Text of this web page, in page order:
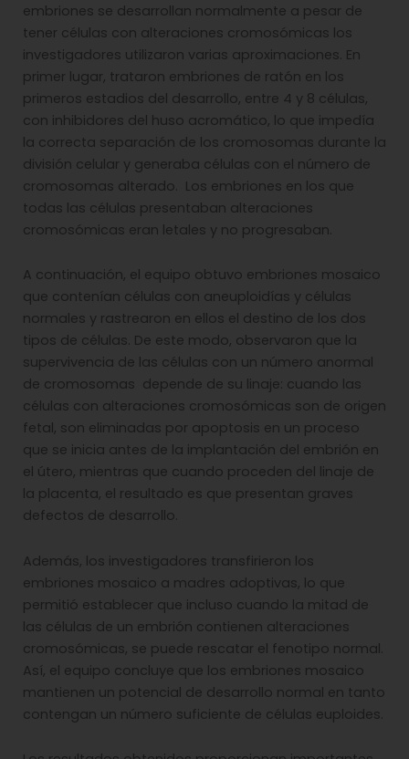
embriones se desarrollan normalmente a pesar de
tener células con alteraciones cromosómicas los
investigadores utilizaron varias aproximaciones. En
primer lugar, trataron embriones de ratón en los
primeros estadios del desarrollo, entre 4 y 8 células,
con inhibidores del huso acromático, lo que impedía
la correcta separación de los cromosomas durante la
división celular y generaba células con el número de
cromosomas alterado. Los embriones en los que
todas las células presentaban alteraciones
cromosómicas eran letales y no progresaban.
A continuación, el equipo obtuvo embriones mosaico
que contenían células con aneuploidías y células
normales y rastrearon en ellos el destino de los dos
tipos de células. De este modo, observaron que la
supervivencia de las células con un número anormal
de cromosomas depende de su linaje: cuando las
células con alteraciones cromosómicas son de origen
fetal, son eliminadas por apoptosis en un proceso
que se inicia antes de la implantación del embrión en
el útero, mientras que cuando proceden del linaje de
la placenta, el resultado es que presentan graves
defectos de desarrollo.
Además, los investigadores transfirieron los
embriones mosaico a madres adoptivas, lo que
permitió establecer que incluso cuando la mitad de
las células de un embrión contienen alteraciones
cromosómicas, se puede rescatar el fenotipo normal.
Así, el equipo concluye que los embriones mosaico
mantienen un potencial de desarrollo normal en tanto
contengan un número suficiente de células euploides.